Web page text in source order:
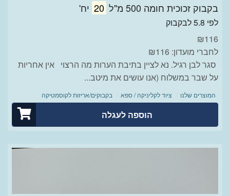
בקבוק זכוכית חומה 500 מ"ל 20 יח'
לפי 5.8 לבקבוק
₪116
לחברי מועדון: ₪116
סגר לבן רגיל. נא לציין בתיבת הערות מה הרצוי אין אחריות
על שבר במשלוח (אנו עושים את מיטב...
המוצרים שלנו ציוד לקליניקה / ספא בקבוקים/אריזות לקוסמטיקה
הוספה לעגלה